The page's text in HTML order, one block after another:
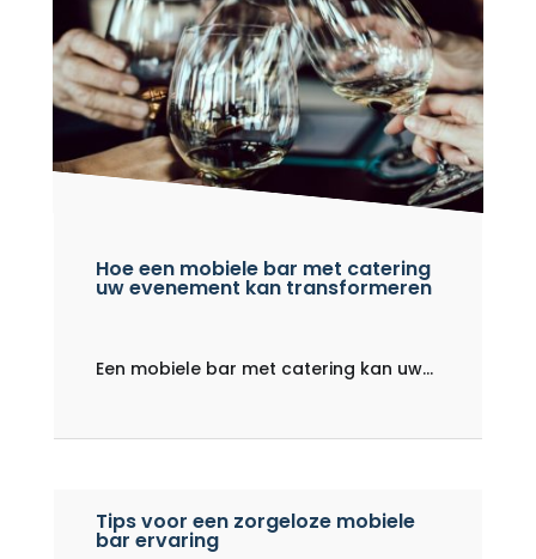
Hoe een mobiele bar met catering
uw evenement kan transformeren
Een mobiele bar met catering kan uw...
Tips voor een zorgeloze mobiele
bar ervaring